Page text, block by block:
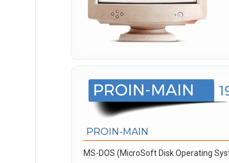
PROIN-MAIN
MS-DOS (MicroSoft Disk Operating